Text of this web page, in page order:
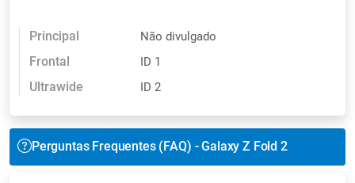
Principal Não divulgado
Frontal ID 1
Ultrawide ID 2
Perguntas Frequentes (FAQ) - Galaxy Z Fold 2